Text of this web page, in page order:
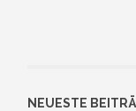
NEUESTE